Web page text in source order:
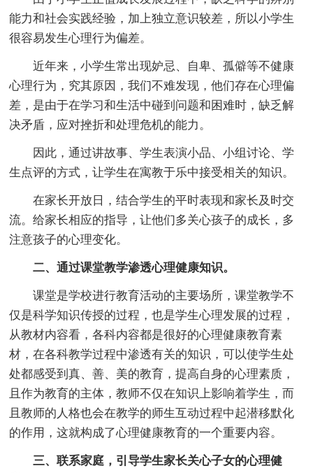
能力和社会实践经验，加上独立意识较差，所以小学生
很容易发生心理行为偏差。
近年来，小学生常出现妒忌、自卑、孤僻等不健康
心理行为，究其原因，我们不难发现，他们存在心理偏
差，是由于在学习和生活中碰到问题和困难时，缺乏解
决矛盾，应对挫折和处理危机的能力。
因此，通过讲故事、学生表演小品、小组讨论、学
生点评的方式，让学生在寓教于乐中接受相关的知识。
在家长开放日，结合学生的平时表现和家长及时交
流。给家长相应的指导，让他们多关心孩子的成长，多
注意孩子的心理变化。
二、通过课堂教学渗透心理健康知识。
课堂是学校进行教育活动的主要场所，课堂教学不
仅是科学知识传授的过程，也是学生心理发展的过程，
从教材内容看，各科内容都是很好的心理健康教育素
材，在各科教学过程中渗透有关的知识，可以使学生处
处都感受到真、善、美的教育，提高自身的心理素质，
且作为教育的主体，教师不仅在知识上影响着学生，而
且教师的人格也会在教学的师生互动过程中起潜移默化
的作用，这就构成了心理健康教育的一个重要内容。
三、联系家庭，引导学生家长关心子女的心理健